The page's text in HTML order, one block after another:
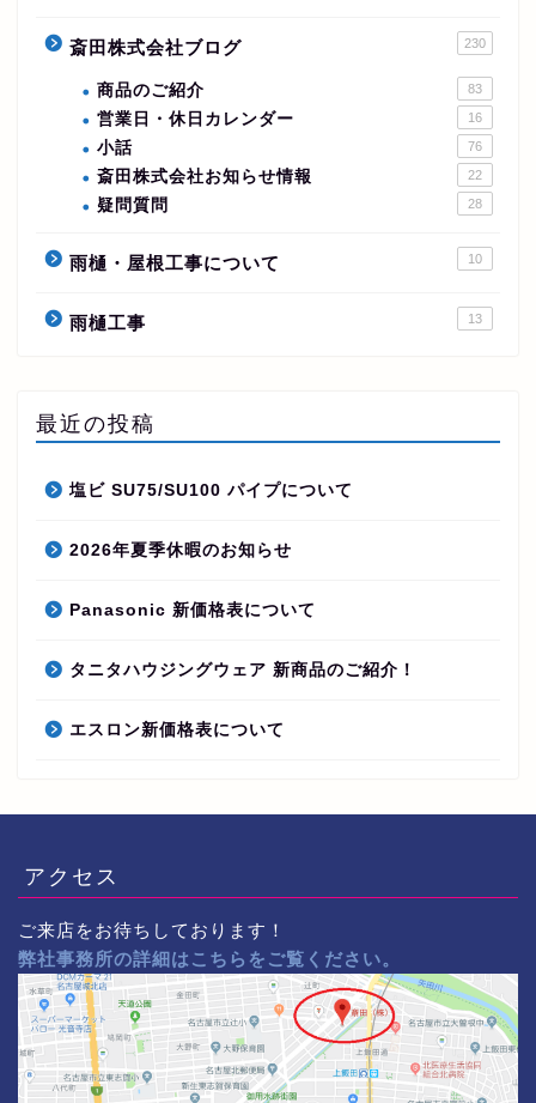
斎田株式会社ブログ 230
商品のご紹介 83
営業日・休日カレンダー 16
小話 76
斎田株式会社お知らせ情報 22
疑問質問 28
雨樋・屋根工事について 10
雨樋工事 13
最近の投稿
塩ビ SU75/SU100 パイプについて
2026年夏季休暇のお知らせ
Panasonic 新価格表について
タニタハウジングウェア 新商品のご紹介！
エスロン新価格表について
アクセス
ご来店をお待ちしております！
弊社事務所の詳細はこちらをご覧ください。